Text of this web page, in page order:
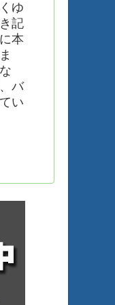
ゆ
記
本
バ
い